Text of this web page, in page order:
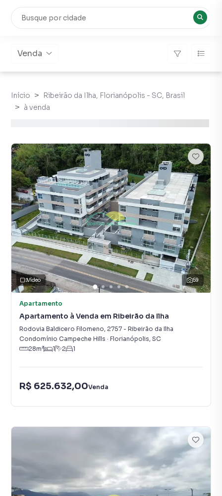
Venda
Início
Ribeirão da Ilha, Florianópolis - SC, Brasil
à venda
59
Vídeo
Apartamento
Apartamento à Venda em Ribeirão da Ilha
Rodovia Baldicero Filomeno, 2757 - Ribeirão da Ilha
Condomínio Campeche Hills · Florianópolis, SC
28m² 1 2 1
R$ 625.632,00Venda